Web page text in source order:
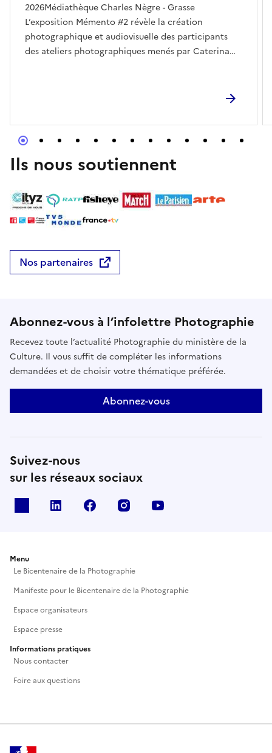
2026Médiathèque Charles Nègre - Grasse
L’exposition Mémento #2 révèle la création
photographique et audiovisuelle des participants
des ateliers photographiques menés par Caterina
univers en images. Vernissage vendredi 11 septembre
à 18h
Ils nous soutiennent
Nos partenaires
Abonnez-vous à l’infolettre Photographie
Recevez toute l’actualité Photographie du ministère de la
Culture. Il vous suffit de compléter les informations
demandées et de choisir votre thématique préférée.
Abonnez-vous
Suivez-nous
sur les réseaux sociaux
Linkedin Facebook Instagram
Menu
Le Bicentenaire de la Photographie
Manifeste pour le Bicentenaire de la Photographie
Espace organisateurs
Espace presse
Informations pratiques
Nous contacter
Foire aux questions